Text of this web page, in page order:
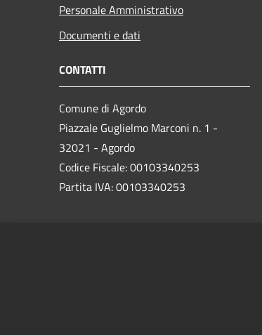
Personale Amministrativo
Documenti e dati
CONTATTI
Comune di Agordo
Piazzale Guglielmo Marconi n. 1 -
32021 - Agordo
Codice Fiscale: 00103340253
Partita IVA: 00103340253